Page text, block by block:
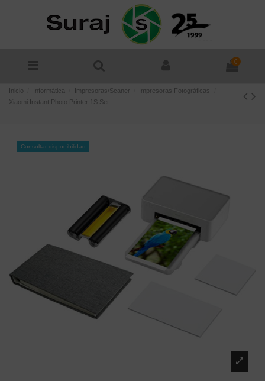
0
Inicio Informática Impresoras/Scaner
Impresoras Fotográficas
Xiaomi Instant Photo Printer 1S Set
Consultar disponibilidad